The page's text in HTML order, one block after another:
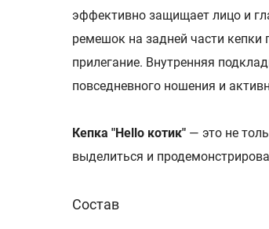
эффективно защищает лицо и
ремешок на задней части кепки
прилегание. Внутренняя
повседневного ношения и
Кепка "Hello котик" — это не
выделиться и
Состав